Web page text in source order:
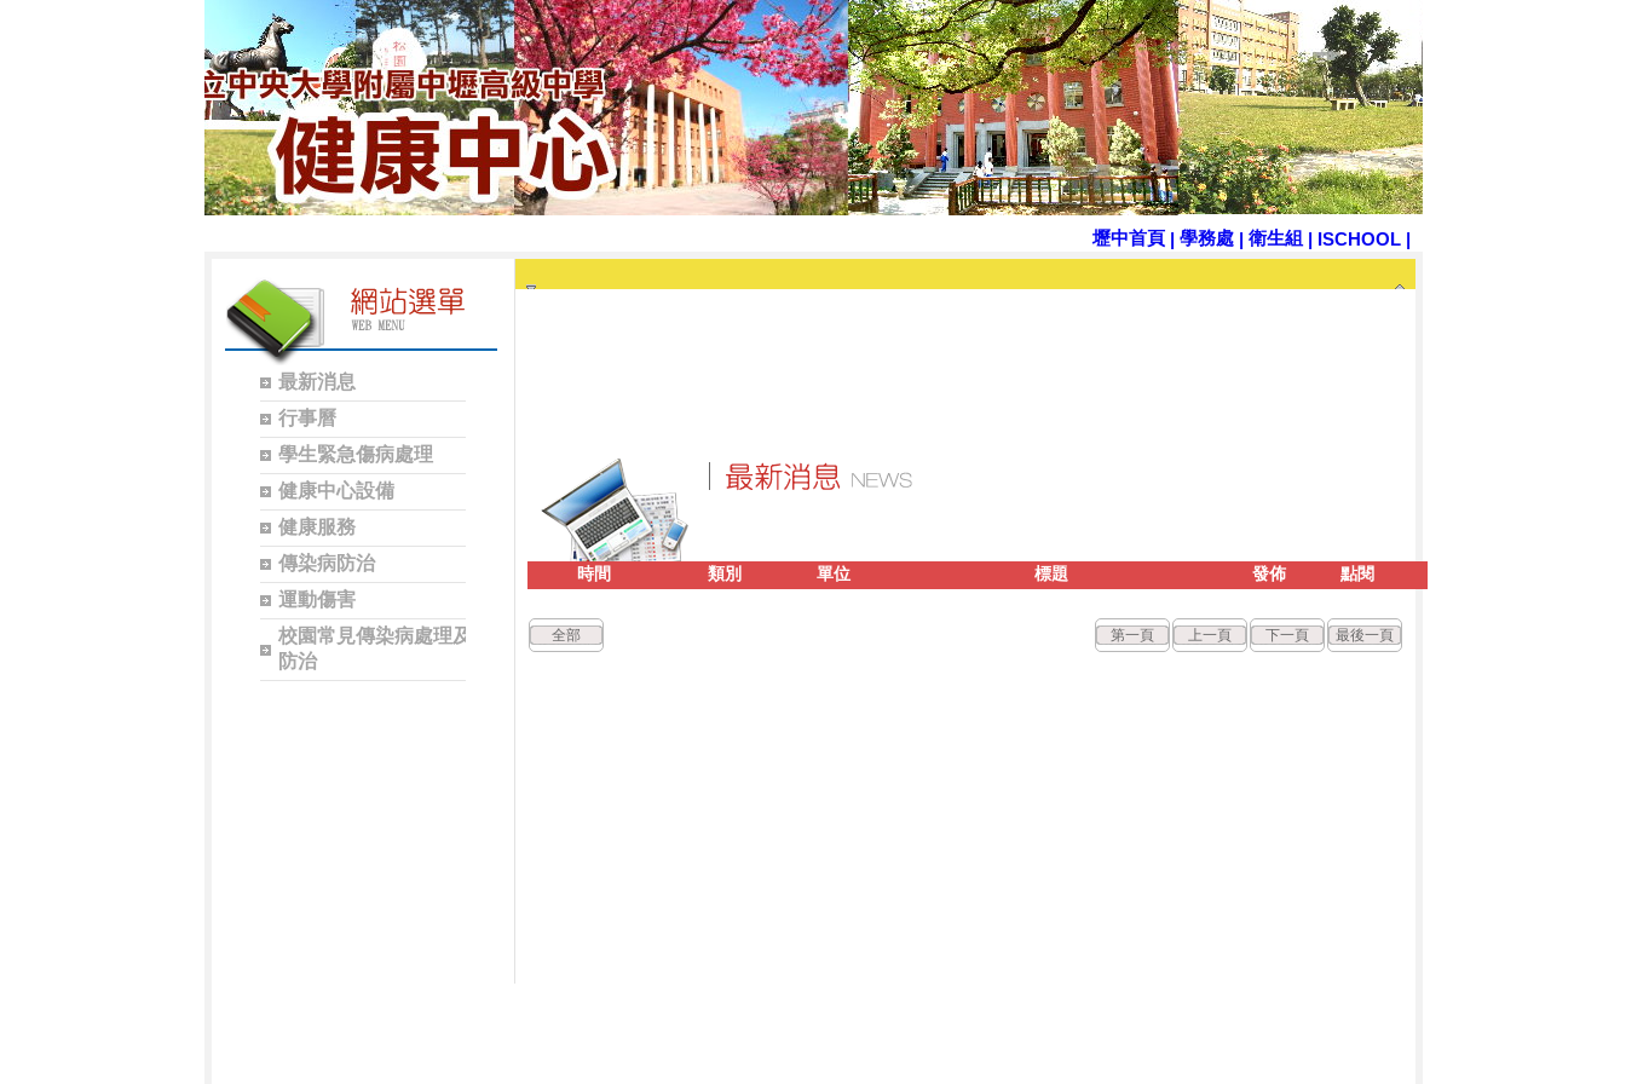
壢中首頁| 學務處| 衛生組 | ISCHOOL|
最新消息
行事曆
學生緊急傷病處理
健康中心設備
健康服務
傳染病防治
運動傷害
校園常見傳染病處理及
防治
時間 類別 單位 標題 發佈 點閱
全部 第一頁 上一頁 下一頁 最後一頁